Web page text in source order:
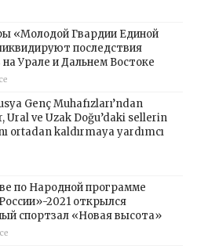
«Молодой Гвардии Единой
последствия
на Урале и Дальнем Востоке
Genç Muhafızları’ndan
Ural ve Uzak Doğu’daki sellerin
ortadan kaldırmaya yardımcı
по Народной программе
2021 открылся
спортзал «Новая высота»